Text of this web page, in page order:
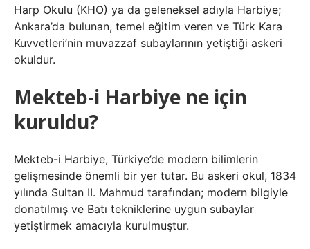
Harp Okulu (KHO) ya da geleneksel adıyla Harbiye;
Ankara’da bulunan, temel eğitim veren ve Türk Kara
Kuvvetleri’nin muvazzaf subaylarının yetiştiği askeri
okuldur.
Mekteb-i Harbiye ne için
kuruldu?
Mekteb-i Harbiye, Türkiye’de modern bilimlerin
gelişmesinde önemli bir yer tutar. Bu askeri okul, 1834
yılında Sultan II. Mahmud tarafından; modern bilgiyle
donatılmış ve Batı tekniklerine uygun subaylar
yetiştirmek amacıyla kurulmuştur.